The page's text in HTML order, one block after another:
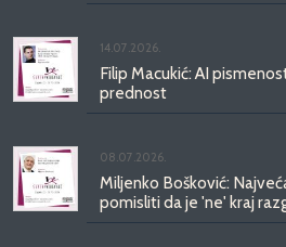
14.07.2026.
Filip Macukić: AI
prednost
08.07.2026.
Miljenko Bošković:
pomisliti da je 'ne' kraj